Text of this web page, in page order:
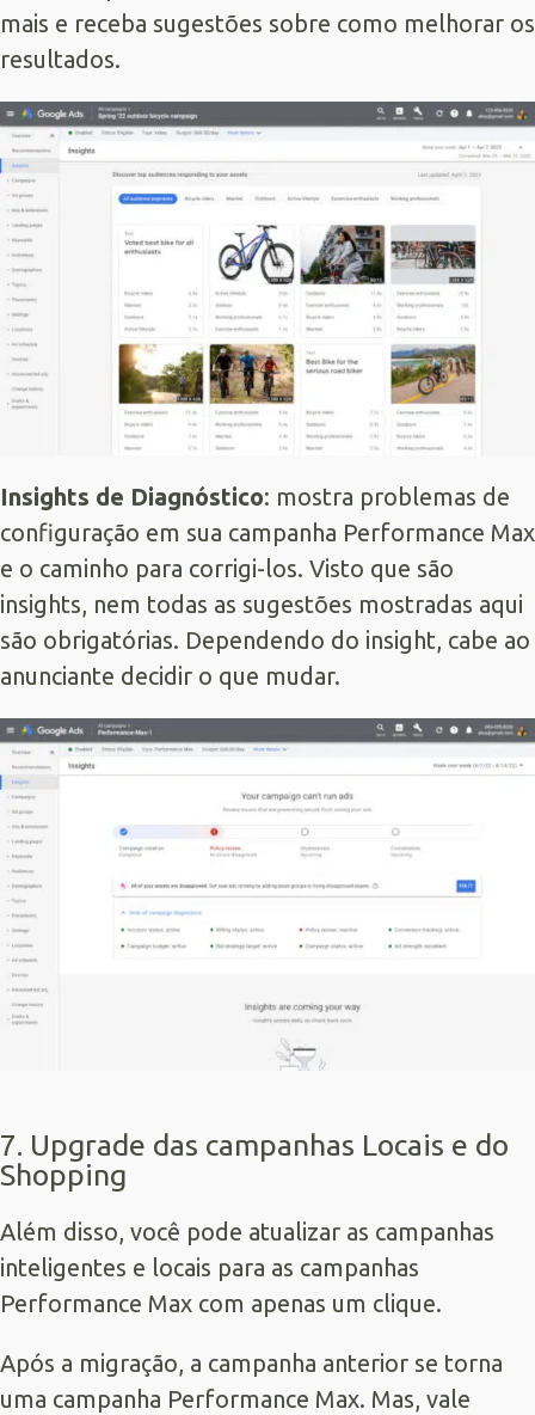
mais e receba sugestões sobre como melhorar os
resultados.
Insights de Diagnóstico: mostra problemas de
configuração em sua campanha Performance Max
e o caminho para corrigi-los. Visto que são
insights, nem todas as sugestões mostradas aqui
são obrigatórias. Dependendo do insight, cabe ao
anunciante decidir o que mudar.
7. Upgrade das campanhas Locais e do
Shopping
Além disso, você pode atualizar as campanhas
inteligentes e locais para as campanhas
Performance Max com apenas um clique.
Após a migração, a campanha anterior se torna
uma campanha Performance Max. Mas, vale